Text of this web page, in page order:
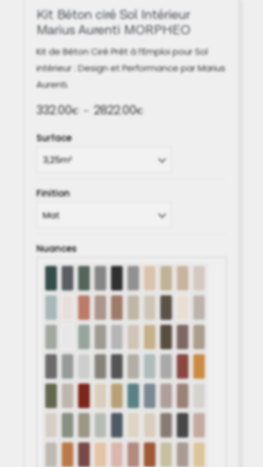
Kit Béton ciré Sol Intérieur
Marius Aurenti MORPHEO
Kit de Béton Ciré Prêt à l’Emploi pour Sol
intérieur : Design et Performance par Marius
Aurenti.
332.00€ – 2822.00€
332.00€
Surface
Finition
Nuances